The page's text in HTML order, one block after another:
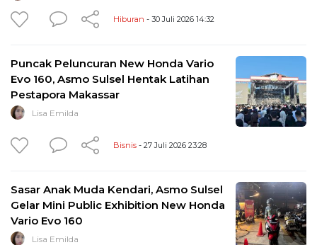
Hiburan - 30 Juli 2026 14:32
Puncak Peluncuran New Honda Vario
Evo 160, Asmo Sulsel Hentak Latihan
Pestapora Makassar
Lisa Emilda
Bisnis - 27 Juli 2026 23:28
Sasar Anak Muda Kendari, Asmo Sulsel
Gelar Mini Public Exhibition New Honda
Vario Evo 160
Lisa Emilda